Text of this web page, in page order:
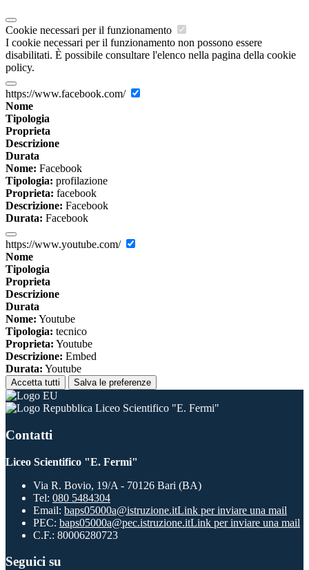
Cookie necessari per il funzionamento
I cookie necessari per il funzionamento non possono essere
disabilitati. È possibile consultare l'elenco nella pagina della cookie
policy.
https://www.facebook.com/
Nome
Tipologia
Proprieta
Descrizione
Durata
Nome: Facebook
Tipologia: profilazione
Proprieta: facebook
Descrizione: Facebook
Durata: Facebook
https://www.youtube.com/
Nome
Tipologia
Proprieta
Descrizione
Durata
Nome: Youtube
Tipologia: tecnico
Proprieta: Youtube
Descrizione: Embed
Durata: Youtube
Accetta tutti Salva le preferenze
Liceo Scientifico "E. Fermi"
Contatti
Liceo Scientifico "E. Fermi"
Via R. Bovio, 19/A - 70126 Bari (BA)
Tel: 080 5484304
Email: baps05000a@istruzione.itLink per inviare una mail
PEC: baps05000a@pec.istruzione.itLink per inviare una mail
C.F.: 80006280723
Seguici su